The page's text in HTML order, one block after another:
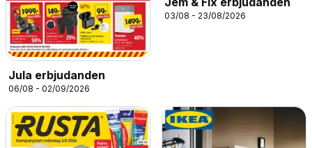
Jula erbjudanden
06/08 - 02/09/2026
03/08 - 23/08/2026